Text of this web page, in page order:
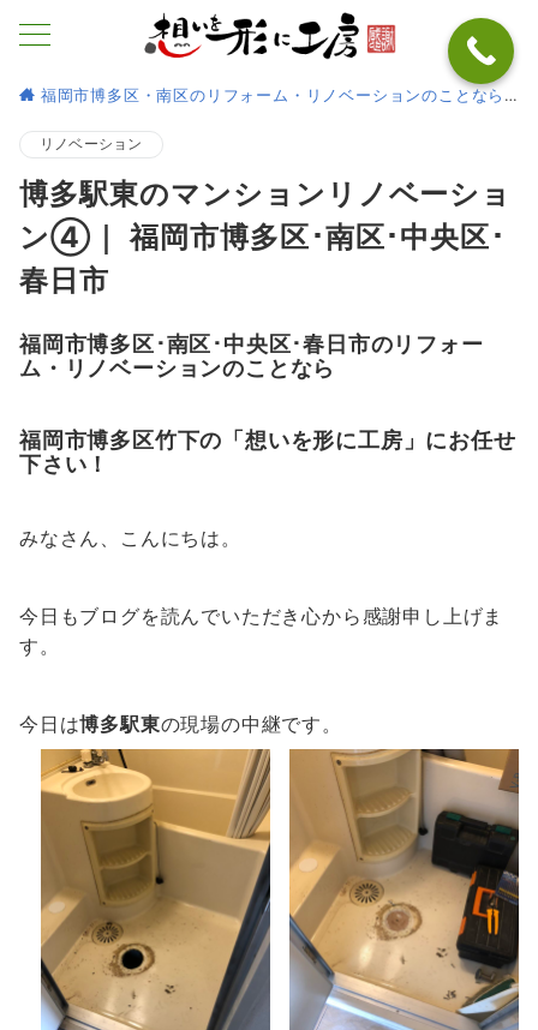
福岡市博多区・南区のリフォーム・リノベーションのことなら
リノベーション
博多駅東のマンションリノベーショ
ン④｜ 福岡市博多区･南区･中央区･
春日市
福岡市博多区･南区･中央区･春日市のリフォー
ム・リノベーションのことなら
福岡市博多区竹下の「想いを形に工房」にお任せ
下さい！
みなさん、こんにちは。
今日もブログを読んでいただき心から感謝申し上げま
す。
今日は博多駅東の現場の中継です。